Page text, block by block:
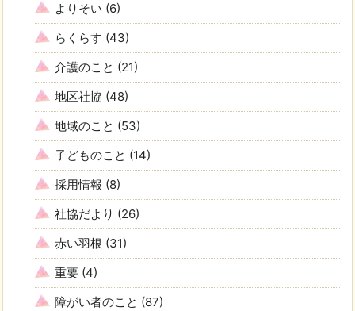
よりそい (6)
らくらす (43)
介護のこと (21)
地区社協 (48)
地域のこと (53)
子どものこと (14)
採用情報 (8)
社協だより (26)
赤い羽根 (31)
重要 (4)
障がい者のこと (87)